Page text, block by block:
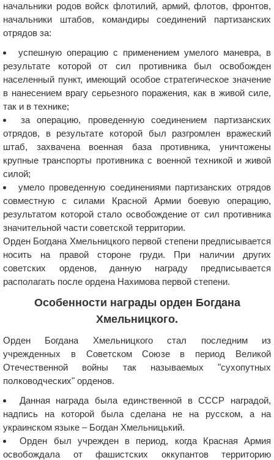
начальники родов войск флотилий, армий, флотов, фронтов,
начальники штабов, командиры соединений партизанских
отрядов за:
успешную операцию с применением умелого маневра, в
результате которой от сил противника был освобожден
населенный пункт, имеющий особое стратегическое значение
в нанесением врагу серьезного поражения, как в живой силе,
так и в технике;
за операцию, проведенную соединением партизанских
отрядов, в результате которой был разгромлен вражеский
штаб, захвачена военная база противника, уничтожены
крупные транспорты противника с военной техникой и живой
силой;
умело проведенную соединениями партизанских отрядов
совместную с силами Красной Армии боевую операцию,
результатом которой стало освобождение от сил противника
значительной части советской территории.
Орден Богдана Хмельницкого первой степени предписывается
носить на правой стороне груди. При наличии других
советских орденов, данную награду предписывается
располагать после ордена Нахимова первой степени.
Особенности награды орден Богдана
Хмельницкого.
Орден Богдана Хмельницкого стал последним из
учрежденных в Советском Союзе в период Великой
Отечественной войны так называемых "сухопутных
полководческих" орденов.
Данная награда была единственной в СССР наградой,
надпись на которой была сделана не на русском, а на
украинском языке – Богдан Хмельницький.
Орден был учрежден в период, когда Красная Армия
освобождала от фашистских оккупантов территорию